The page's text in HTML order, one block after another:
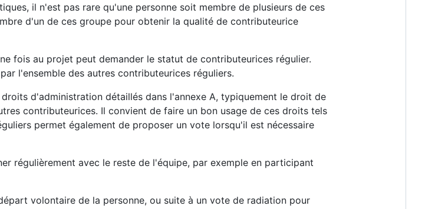
il n'est pas rare qu'une personne soit membre de plusieurs de ces
d'un de ces groupe pour obtenir la qualité de contributeurice
fois au projet peut demander le statut de contributeurices régulier.
l'ensemble des autres contributeurices réguliers.
d'administration détaillés dans l'annexe A, typiquement le droit de
contributeurices. Il convient de faire un bon usage de ces droits tels
permet également de proposer un vote lorsqu'il est nécessaire
régulièrement avec le reste de l'équipe, par exemple en participant
volontaire de la personne, ou suite à un vote de radiation pour